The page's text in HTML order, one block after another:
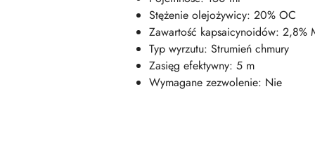
Stężenie olejożywicy: 20% OC
Zawartość kapsaicynoidów: 2,8%
Typ wyrzutu: Strumień chmury
Zasięg efektywny: 5 m
Wymagane zezwolenie: Nie